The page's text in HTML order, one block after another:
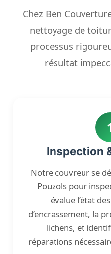
Chez Ben
nettoyage de
processus
résultat
1
Inspection
Notre couvreur se
Pouzols pour
évalue l’état
d’encrassement, la
lichens, et
réparations